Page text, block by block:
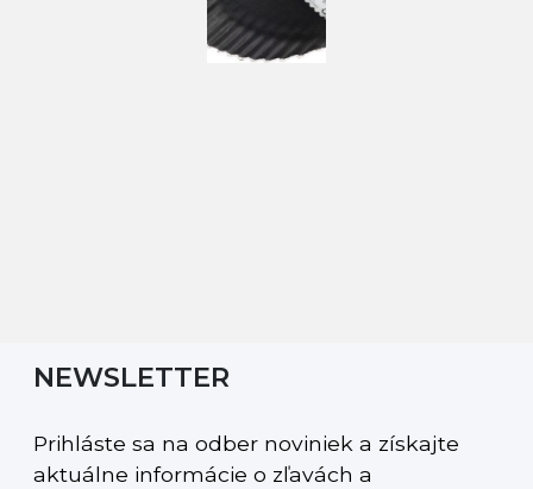
NEWSLETTER
Prihláste sa na odber noviniek a získajte
aktuálne informácie o zľavách a